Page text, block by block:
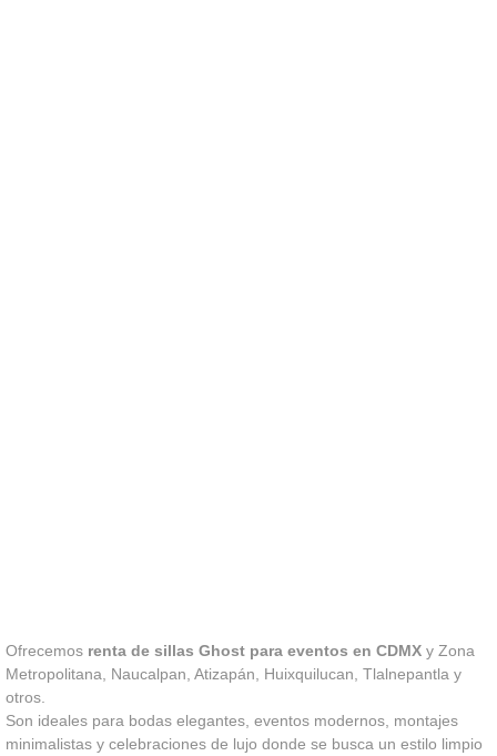
Ofrecemos renta de sillas Ghost para eventos en CDMX y Zona
Metropolitana, Naucalpan, Atizapán, Huixquilucan, Tlalnepantla y
otros.
Son ideales para bodas elegantes, eventos modernos, montajes
minimalistas y celebraciones de lujo donde se busca un estilo limpio